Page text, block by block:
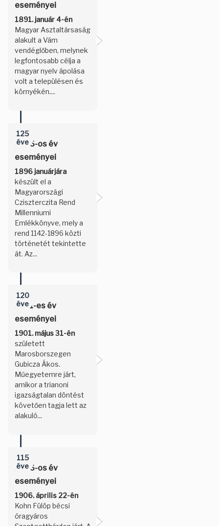
eseményei
1891. január 4-én
Magyar Asztaltársaság
alakult a Vám
vendéglőben, melynek
legfontosabb célja a
magyar nyelv ápolása
volt a településen és
környékén....
125
éve
1896-os év
eseményei
1896 januárjára
készült el a
Magyarországi
Cziszterczita Rend
Millenniumi
Emlékkönyve, mely a
rend 1142-1896 közti
történetét tekintette
át. Az...
120
éve
1901-es év
eseményei
1901. május 31-én
született
Marosborszegen
Gubicza Ákos.
Műegyetemre járt,
amikor a trianoni
igazságtalan döntést
követően tagja lett az
alakuló...
115
éve
1906-os év
eseményei
1906. április 22-én
Kohn Fülöp bécsi
óragyáros